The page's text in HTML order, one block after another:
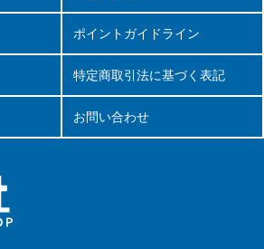
ポイントガイドライン
特定商取引法に基づく表記
お問い合わせ